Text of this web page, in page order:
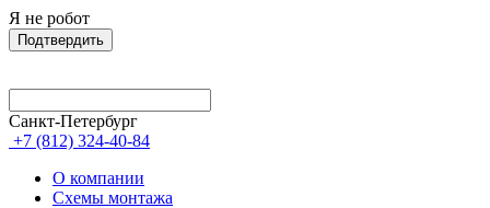
Я не робот
Подтвердить
Санкт-Петербург
+7 (812) 324-40-84
О компании
Схемы монтажа